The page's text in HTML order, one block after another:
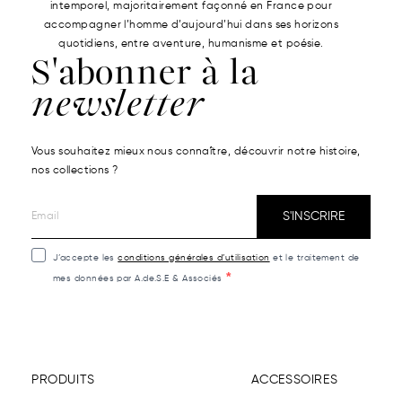
intemporel, majoritairement façonné en France pour
accompagner l’homme d’aujourd’hui dans ses horizons
quotidiens, entre aventure, humanisme et poésie.
S'abonner à la
newsletter
Vous souhaitez mieux nous connaître, découvrir notre histoire,
nos collections ?
S'INSCRIRE
J’accepte lesconditions générales d’utilisation et le traitement de
mes données par A.de.S.E & Associés
PRODUITS ACCESSOIRES